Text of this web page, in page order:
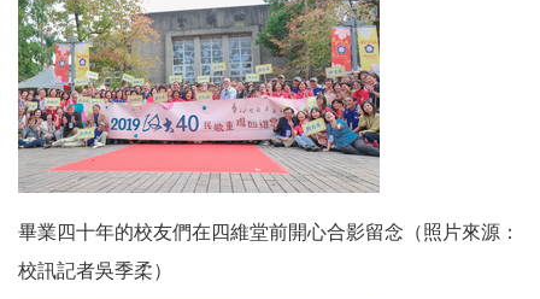
畢業四十年的校友們在四維堂前開心合影留念（照片來源：
校訊記者吳季柔）